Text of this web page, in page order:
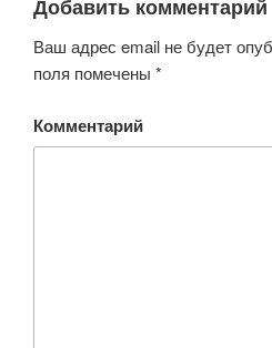
Добавить комментарий
Ваш адрес email не будет
поля помечены *
Комментарий